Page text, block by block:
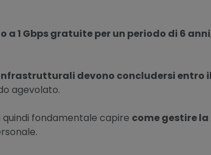
a 1 Gbps gratuite per un periodo di 6 anni
devono concludersi entro
agevolato.
quindi fondamentale capire come gestire